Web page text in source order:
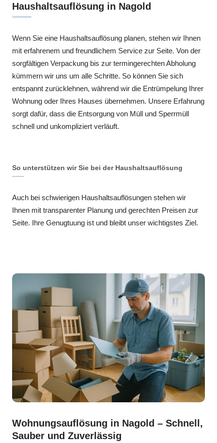
Haushaltsauflösung in Nagold
Wenn Sie eine Haushaltsauflösung planen, stehen wir Ihnen
mit erfahrenem und freundlichem Service zur Seite. Von der
sorgfältigen Verpackung bis zur termingerechten Abholung
kümmern wir uns um alle Schritte. So können Sie sich
entspannt zurücklehnen, während wir die Entrümpelung Ihrer
Wohnung oder Ihres Hauses übernehmen. Unsere Erfahrung
sorgt dafür, dass die Entsorgung von Müll und Sperrmüll
schnell und unkompliziert verläuft.
So unterstützen wir Sie bei der Haushaltsauflösung
Auch bei schwierigen Haushaltsauflösungen stehen wir
Ihnen mit transparenter Planung und gerechten Preisen zur
Seite. Ihre Genugtuung ist und bleibt unser wichtigstes Ziel.
Wohnungsauflösung in Nagold – Schnell,
Sauber und Zuverlässig